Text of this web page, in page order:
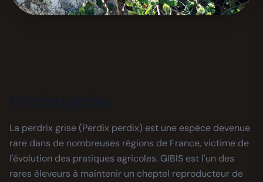
La perdrix grise (Perdix perdix) est une espèce devenue
rare dans de nombreuses régions de France, victime de
l'évolution des pratiques agricoles. GIBIS est l'un des
rares éleveurs à maintenir un cheptel reproducteur de